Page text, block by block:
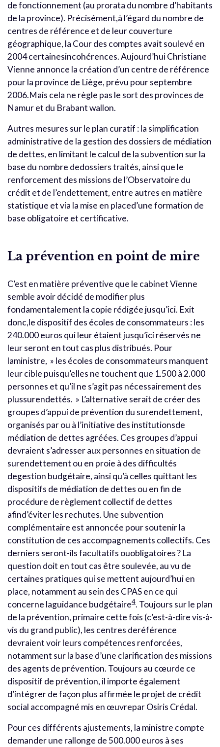
de fonctionnement (au prorata du nombre d’habitants
de la province). Précisément,à l’égard du nombre de
centres de référence et de leur couverture
géographique, la Cour des comptes avait soulevé en
2004 certainesincohérences. Aujourd’hui Christiane
Vienne annonce la création d’un centre de référence
pour la province de Liège, prévu pour septembre
2006.Mais cela ne règle pas le sort des provinces de
Namur et du Brabant wallon.
Autres mesures sur le plan curatif : la simplification
administrative de la gestion des dossiers de médiation
de dettes, en limitant le calcul de la subvention sur la
base du nombre dedossiers traités, ainsi que le
renforcement des missions de l’Observatoire du
crédit et de l’endettement, entre autres en matière
statistique et via la mise en placed’une formation de
base obligatoire et certificative.
La prévention en point de mire
C’est en matière préventive que le cabinet Vienne
semble avoir décidé de modifier plus
fondamentalement la copie rédigée jusqu’ici. Exit
donc,le dispositif des écoles de consommateurs : les
240.000 euros qui leur étaient jusqu’ici réservés ne
leur seront en tout cas plus distribués. Pour
laministre, » les écoles de consommateurs manquent
leur cible puisqu’elles ne touchent que 1.500 à 2.000
personnes et qu’il ne s’agit pas nécessairement des
plussurendettés. » L’alternative serait de créer des
groupes d’appui de prévention du surendettement,
organisés par ou à l’initiative des institutionsde
médiation de dettes agréées. Ces groupes d’appui
devraient s’adresser aux personnes en situation de
surendettement ou en proie à des difficultés
degestion budgétaire, ainsi qu’à celles quittant les
dispositifs de médiation de dettes ou en fin de
procédure de règlement collectif de dettes
afind’éviter les rechutes. Une subvention
complémentaire est annoncée pour soutenir la
constitution de ces accompagnements collectifs. Ces
derniers seront-ils facultatifs ouobligatoires ? La
question doit en tout cas être soulevée, au vu de
certaines pratiques qui se mettent aujourd’hui en
place, notamment au sein des CPAS en ce qui
concerne laguidance budgétaire4. Toujours sur le plan
de la prévention, primaire cette fois (c’est-à-dire vis-à-
vis du grand public), les centres deréférence
devraient voir leurs compétences renforcées,
notamment sur la base d’une clarification des missions
des agents de prévention. Toujours au cœurde ce
dispositif de prévention, il importe également
d’intégrer de façon plus affirmée le projet de crédit
social accompagné mis en œuvrepar Osiris Crédal.
Pour ces différents ajustements, la ministre compte
demander une rallonge de 500.000 euros à ses